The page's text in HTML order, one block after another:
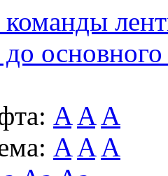
основного
A A A
A A A